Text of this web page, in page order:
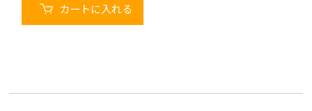
カートに入れる